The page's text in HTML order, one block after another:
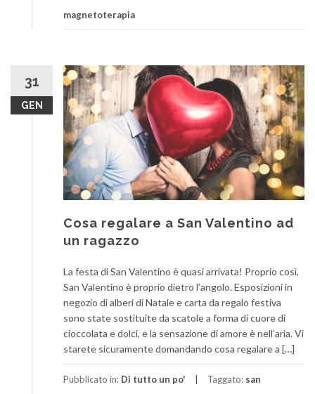
magnetoterapia
31
GEN
Cosa regalare a San Valentino ad
un ragazzo
La festa di San Valentino è quasi arrivata! Proprio così,
San Valentino è proprio dietro l’angolo. Esposizioni in
negozio di alberi di Natale e carta da regalo festiva
sono state sostituite da scatole a forma di cuore di
cioccolata e dolci, e la sensazione di amore è nell’aria. Vi
starete sicuramente domandando cosa regalare a […]
Pubblicato in: Di tutto un po' Taggato: san